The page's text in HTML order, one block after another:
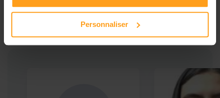
Personnaliser
Usseau